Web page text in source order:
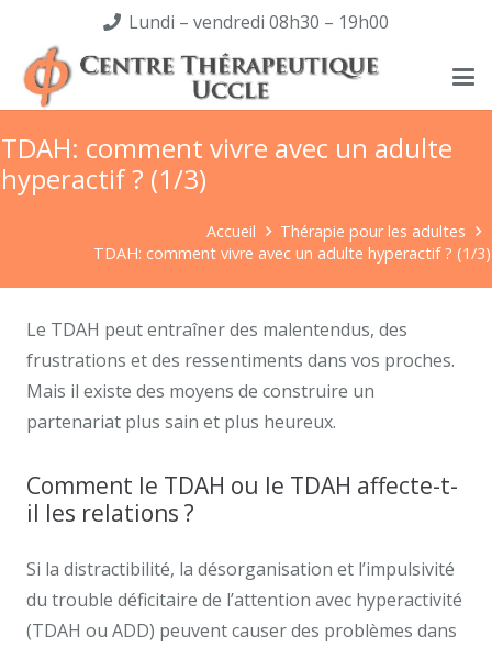
Lundi – vendredi 08h30 – 19h00
TDAH: comment vivre avec un adulte
hyperactif ? (1/3)
Accueil
Thérapie pour les adultes
TDAH: comment vivre avec un adulte hyperactif ? (1/3)
Le TDAH peut entraîner des malentendus, des
frustrations et des ressentiments dans vos proches.
Mais il existe des moyens de construire un
partenariat plus sain et plus heureux.
Comment le TDAH ou le TDAH affecte-t-
il les relations ?
Si la distractibilité, la désorganisation et l’impulsivité
du trouble déficitaire de l’attention avec hyperactivité
(TDAH ou ADD) peuvent causer des problèmes dans